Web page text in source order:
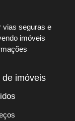
vias seguras e
imóveis
de imóveis